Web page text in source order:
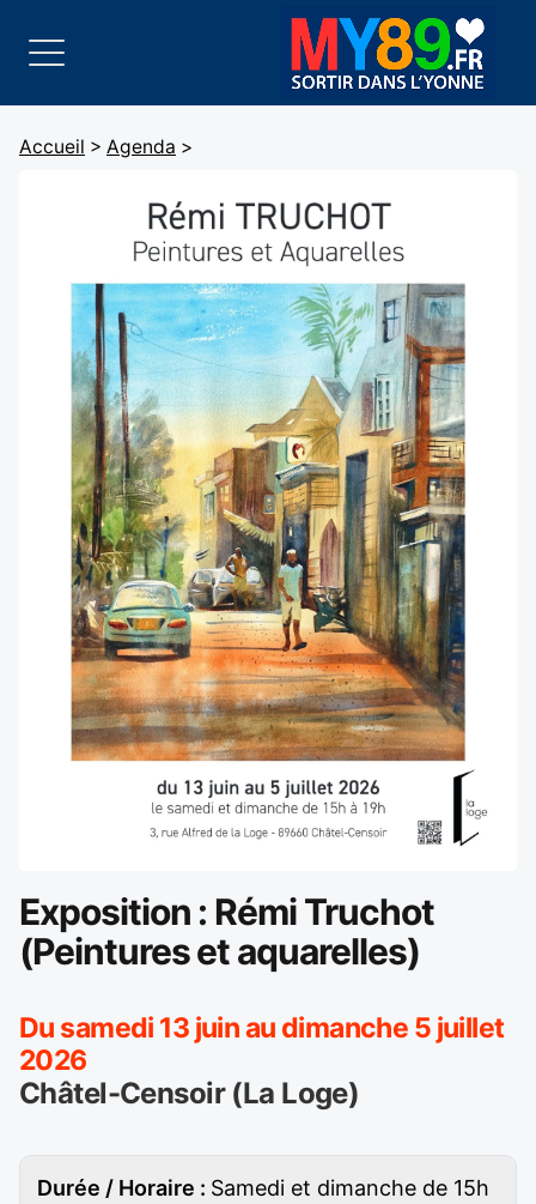
Accueil > Agenda >
Exposition : Rémi Truchot
(Peintures et aquarelles)
Du samedi 13 juin au dimanche 5 juillet
2026
Châtel-Censoir (La Loge)
Durée / Horaire : Samedi et dimanche de 15h